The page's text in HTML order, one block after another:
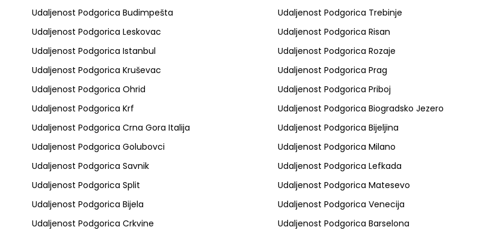
Udaljenost Podgorica Budimpešta
Udaljenost Podgorica Trebinje
Udaljenost Podgorica Leskovac
Udaljenost Podgorica Risan
Udaljenost Podgorica Istanbul
Udaljenost Podgorica Rozaje
Udaljenost Podgorica Kruševac
Udaljenost Podgorica Prag
Udaljenost Podgorica Ohrid
Udaljenost Podgorica Priboj
Udaljenost Podgorica Krf
Udaljenost Podgorica Biogradsko Jezero
Udaljenost Podgorica Crna Gora Italija
Udaljenost Podgorica Bijeljina
Udaljenost Podgorica Golubovci
Udaljenost Podgorica Milano
Udaljenost Podgorica Savnik
Udaljenost Podgorica Lefkada
Udaljenost Podgorica Split
Udaljenost Podgorica Matesevo
Udaljenost Podgorica Bijela
Udaljenost Podgorica Venecija
Udaljenost Podgorica Crkvine
Udaljenost Podgorica Barselona